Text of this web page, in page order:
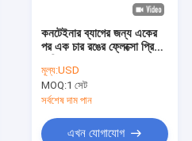
কনটেইনার ব্যাগের জন্য একের
পর এক চার রঙের ফ্লেক্সো প্রিন্টিং
মূল্য:USD
MOQ:1 সেট
সর্বশেষ দাম পান
এখন যোগাযোগ